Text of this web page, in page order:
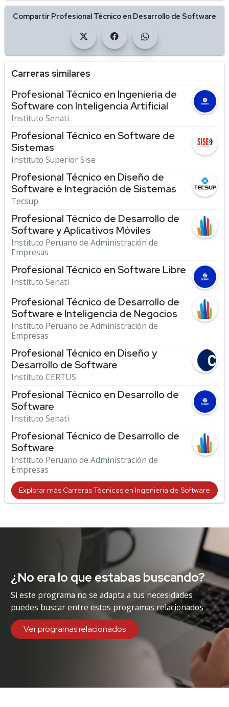
Compartir Profesional Técnico en Desarrollo de Software
Carreras similares
Profesional Técnico en Ingenieria de
Software con Inteligencia Artificial
Instituto Senati
Profesional Técnico en Software de
Sistemas
Instituto Superior Sise
Profesional Técnico en Diseño de
Software e Integración de Sistemas
Tecsup
Profesional Técnico de Desarrollo de
Software y Aplicativos Móviles
Instituto Peruano de Administración de
Empresas
Profesional Técnico en Software Libre
Instituto Senati
Profesional Técnico de Desarrollo de
Software e Inteligencia de Negocios
Instituto Peruano de Administración de
Empresas
Profesional Técnico en Diseño y
Desarrollo de Software
Instituto CERTUS
Profesional Técnico en Desarrollo de
Software
Instituto Senati
Profesional Técnico de Desarrollo de
Software
Instituto Peruano de Administración de
Empresas
Explorar más Carreras Técnicas en Ingeniería de Software
¿No era lo que estabas buscando?
Si este programa no se adapta a tus necesidades
puedes buscar entre estos programas relacionados
Ver programas relacionados